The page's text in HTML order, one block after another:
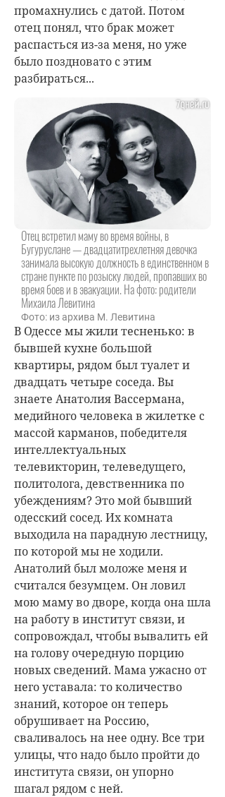
промахнулись с датой. Потом
отец понял, что брак может
распасться из-за меня, но уже
было поздновато с этим
разбираться...
Отец встретил маму во время войны, в
Бугуруслане — двадцатитрехлетняя девочка
занимала высокую должность в единственном в
стране пункте по розыску людей, пропавших во
время боев и в эвакуации. На фото: родители
Михаила Левитина
Фото: из архива М. Левитина
В Одессе мы жили тесненько: в
бывшей кухне большой
квартиры, рядом был туалет и
двадцать четыре соседа. Вы
знаете Анатолия Вассермана,
медийного человека в жилетке с
массой карманов, победителя
интеллектуальных
телевикторин, телеведущего,
политолога, девственника по
убеждениям? Это мой бывший
одесский сосед. Их комната
выходила на парадную лестницу,
по которой мы не ходили.
Анатолий был моложе меня и
считался безумцем. Он ловил
мою маму во дворе, когда она шла
на работу в институт связи, и
сопровождал, чтобы вывалить ей
на голову очередную порцию
новых сведений. Мама ужасно от
него уставала: то количество
знаний, которое он теперь
обрушивает на Россию,
сваливалось на нее одну. Все три
улицы, что надо было пройти до
института связи, он упорно
шагал рядом с ней.